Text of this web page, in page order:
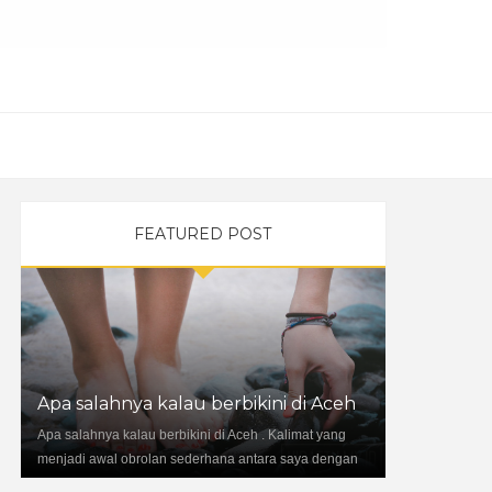
FEATURED POST
Apa salahnya kalau berbikini di Aceh
Apa salahnya kalau berbikini di Aceh . Kalimat yang
menjadi awal obrolan sederhana antara saya dengan
Kim. Setelah sempat bercakap-cakap...